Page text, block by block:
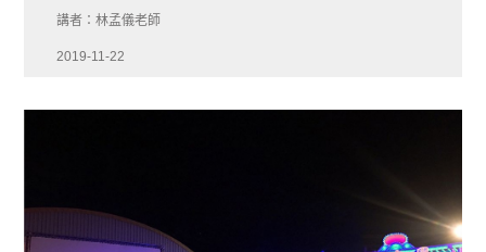
講者：林孟儀老師
2019-11-22